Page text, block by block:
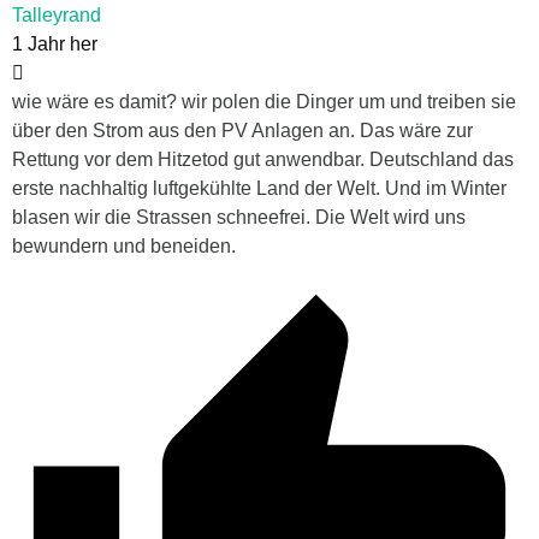
Talleyrand
1 Jahr her
wie wäre es damit? wir polen die Dinger um und treiben sie
über den Strom aus den PV Anlagen an. Das wäre zur
Rettung vor dem Hitzetod gut anwendbar. Deutschland das
erste nachhaltig luftgekühlte Land der Welt. Und im Winter
blasen wir die Strassen schneefrei. Die Welt wird uns
bewundern und beneiden.